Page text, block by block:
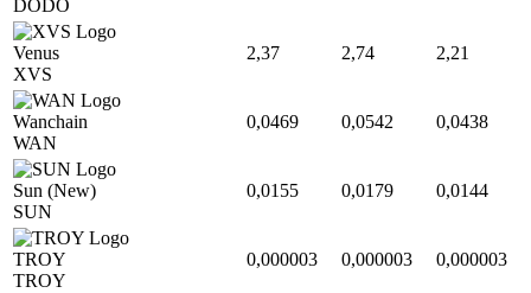
DODO
Venus
XVS
2,37 2,74 2,21
Wanchain
WAN
0,0469 0,0542 0,0438
Sun (New)
SUN
0,0155 0,0179 0,0144
TROY
TROY
0,000003 0,000003 0,000003